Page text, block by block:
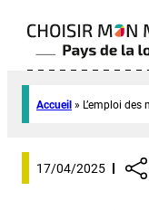
Accueil » L’emploi
17/04/2025